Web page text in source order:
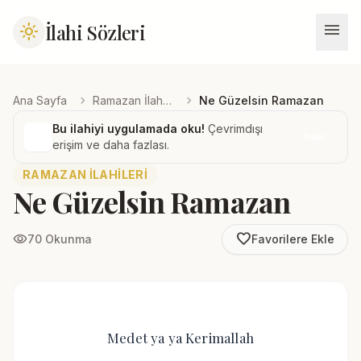
light_mode İlahi Sözleri menu
Ana Sayfa chevron_right Ramazan İlahileri chevron_right Ne Güzelsin Ramazan
Bu ilahiyi uygulamada oku! Çevrimdışı
erişim ve daha fazlası.
RAMAZAN İLAHILERI
Ne Güzelsin Ramazan
visibility70 Okunma favorite_borderFavorilere Ekle
Medet ya ya Kerimallah